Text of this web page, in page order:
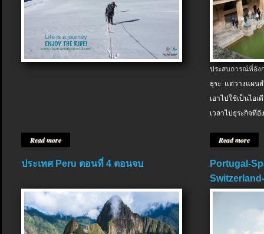
Read more
ประสบการณ์ที่อัง
ธุระ แต่วางแผน
เอาไปใช้เป็นไอ
เวลาไปธุระกิจที่อั
Read more
ประเทศ Peru ตอนที่ 4 ตอนจบ
Portugal-